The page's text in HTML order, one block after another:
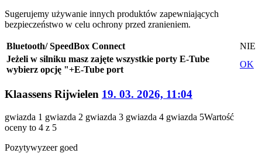
Sugerujemy używanie innych produktów zapewniających
bezpieczeństwo w celu ochrony przed zranieniem.
Bluetooth/ SpeedBox Connect
NIE
Jeżeli w silniku masz zajęte wszystkie porty E-Tube
wybierz opcję "+E-Tube port
OK
Klaassens Rijwielen 19. 03. 2026, 11:04
gwiazda 1 gwiazda 2 gwiazda 3 gwiazda 4 gwiazda 5Wartość
oceny to 4 z 5
Pozytywyzeer goed